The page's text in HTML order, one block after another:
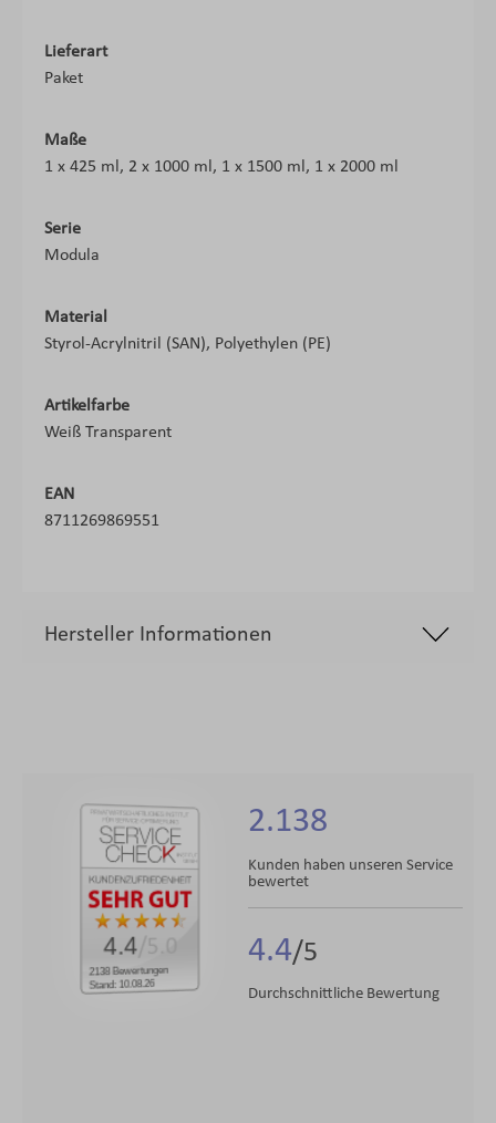
Lieferart
Paket
Maße
1 x 425 ml, 2 x 1000 ml, 1 x 1500 ml, 1 x 2000 ml
Serie
Modula
Material
Styrol-Acrylnitril (SAN), Polyethylen (PE)
Artikelfarbe
Weiß Transparent
EAN
8711269869551
Hersteller Informationen
2138 Bewertungen
Stand: 10.08.26
4.4/5.0
2.138
Kunden haben unseren Service
bewertet
4.4
Durchschnittliche Bewertung